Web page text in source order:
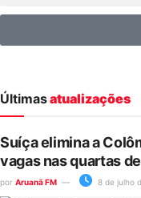
Últimasatualizações
Suíça elimina a
vagas nas quartas
por Aruanã FM 8 de julho